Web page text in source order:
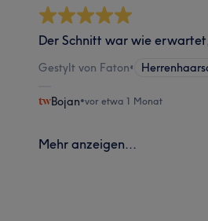
Der Schnitt war wie
Gestylt von Faton•
Bojan•vor etwa 1 Monat
Mehr anzeigen...